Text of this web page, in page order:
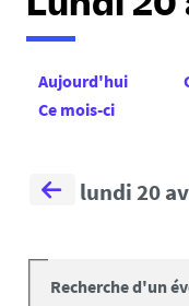
Lundi 20
Aujourd'hui
Ce mois-ci
lundi 20
Recherche d'un